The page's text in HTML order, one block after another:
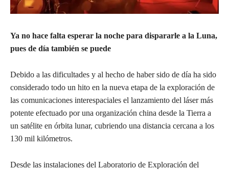
Ya no hace falta esperar la noche para dispararle a la Luna,
pues de día también se puede
Debido a las dificultades y al hecho de haber sido de día ha sido
considerado todo un hito en la nueva etapa de la exploración de
las comunicaciones interespaciales el lanzamiento del láser más
potente efectuado por una organización china desde la Tierra a
un satélite en órbita lunar, cubriendo una distancia cercana a los
130 mil kilómetros.
Desde las instalaciones del Laboratorio de Exploración del